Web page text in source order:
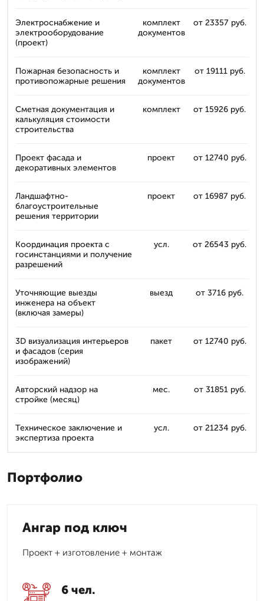
Электроснабжение и
электрооборудование
(проект)
комплект
документов
от 23357 руб.
Пожарная безопасность и
противопожарные решения
комплект
документов
от 19111 руб.
Сметная документация и
калькуляция стоимости
строительства
комплект от 15926 руб.
Проект фасада и
декоративных элементов
проект от 12740 руб.
Ландшафтно-
благоустроительные
решения территории
проект от 16987 руб.
Координация проекта с
госинстанциями и получение
разрешений
усл. от 26543 руб.
Уточняющие выезды
инженера на объект
(включая замеры)
выезд от 3716 руб.
3D визуализация интерьеров
и фасадов (серия
изображений)
пакет от 12740 руб.
Авторский надзор на
стройке (месяц)
мес. от 31851 руб.
Техническое заключение и
экспертиза проекта
усл. от 21234 руб.
Портфолио
Ангар под ключ
Проект + изготовление + монтаж
6 чел.